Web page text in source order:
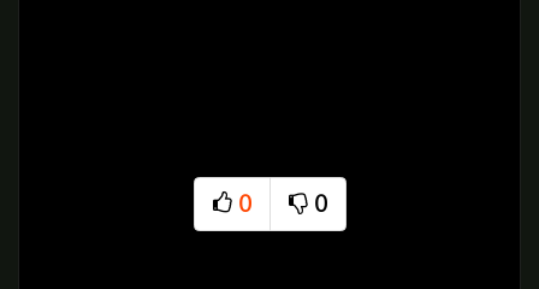
0
추천
0
비추천